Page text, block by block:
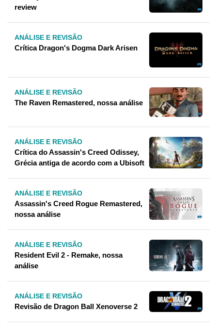
review
ANÁLISE E REVISÃO
Crítica Dragon's Dogma Dark Arisen
ANÁLISE E REVISÃO
The Raven Remastered, nossa análise
ANÁLISE E REVISÃO
Crítica do Assassin's Creed Odissey,
Grécia antiga de acordo com a Ubisoft
ANÁLISE E REVISÃO
Assassin's Creed Rogue Remastered,
nossa análise
ANÁLISE E REVISÃO
Resident Evil 2 - Remake, nossa
análise
ANÁLISE E REVISÃO
Revisão de Dragon Ball Xenoverse 2